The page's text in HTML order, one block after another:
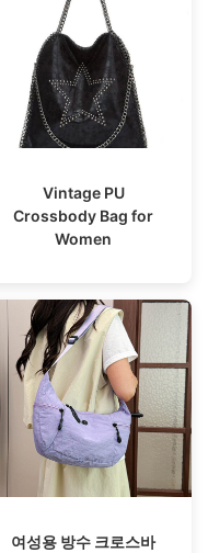
Vintage PU
Crossbody Bag for
Women
여성용 방수 크로스바